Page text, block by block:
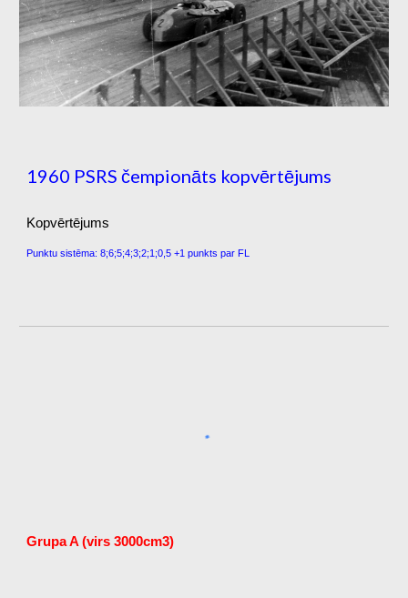
1960 PSRS čempionāts kopvērtējums
Kopvērtējums
Punktu sistēma: 8;6;5;4;3;2;1;0,5 +1 punkts par FL
Grupa A (virs 3000cm3)